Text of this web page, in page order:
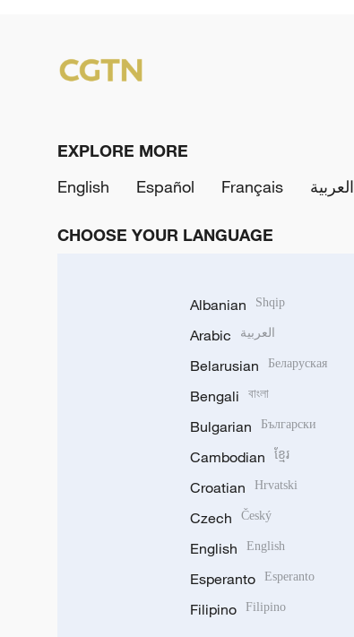
EXPLORE MORE
English
Español Français العربية
CHOOSE YOUR LANGUAGE
Albanian Shqip
Arabic العربية
Belarusian Беларуская
Bengali বাংলা
Bulgarian Български
Cambodian ខ្មែរ
Croatian Hrvatski
Czech Český
English English
Esperanto Esperanto
Filipino Filipino